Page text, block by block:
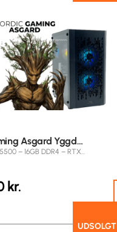
Asgard Yggd…
– 16GB DDR4 – RTX…
UDSOLGT
kr.